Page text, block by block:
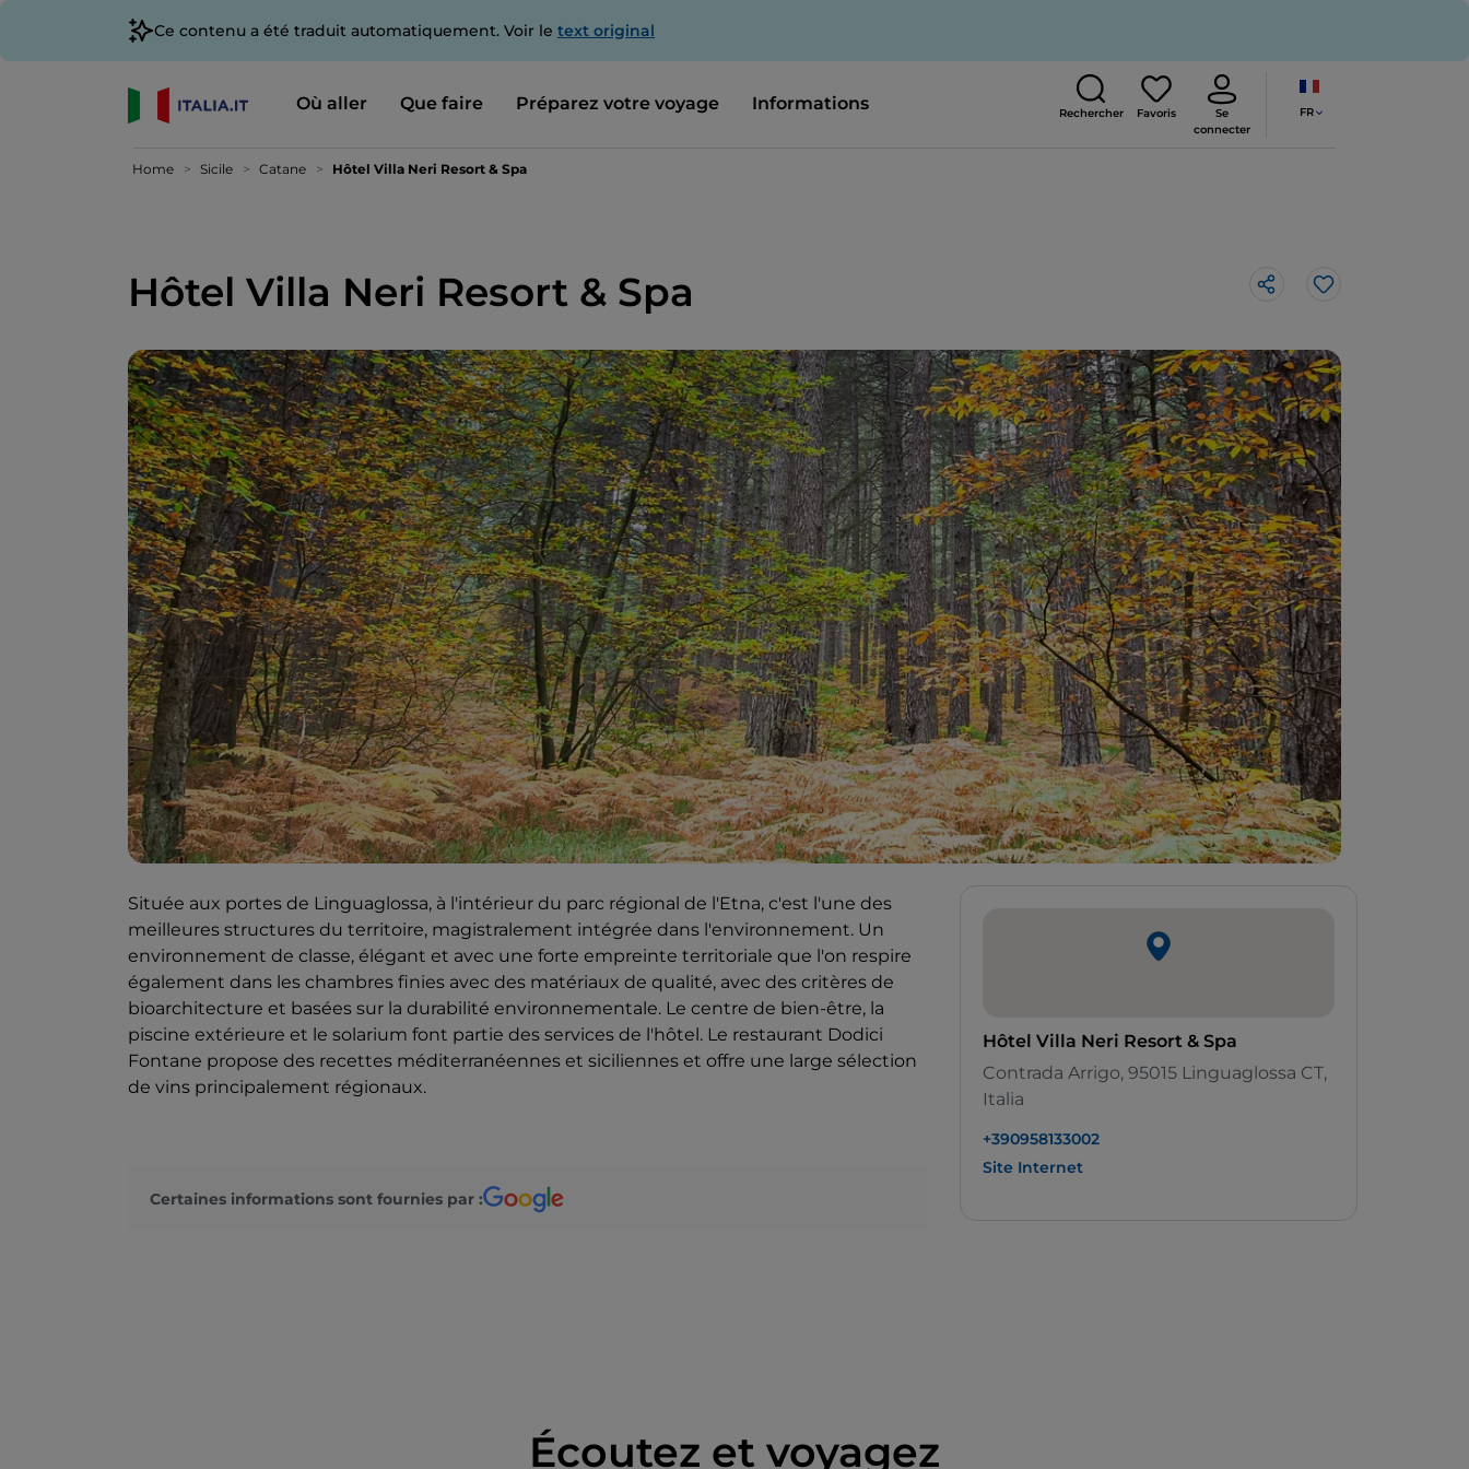
Ce contenu a été traduit automatiquement. Voir le text original
Où aller Que faire Préparez votre voyage Informations Rechercher Favoris
Se
connecter
FR
Home Sicile Catane Hôtel Villa Neri Resort & Spa
Hôtel Villa Neri Resort & Spa J’aime
Située aux portes de Linguaglossa, à l'intérieur du parc régional de l'Etna, c'est l'une des
meilleures structures du territoire, magistralement intégrée dans l'environnement. Un
environnement de classe, élégant et avec une forte empreinte territoriale que l'on respire
également dans les chambres finies avec des matériaux de qualité, avec des critères de
bioarchitecture et basées sur la durabilité environnementale. Le centre de bien-être, la
piscine extérieure et le solarium font partie des services de l'hôtel. Le restaurant Dodici
Fontane propose des recettes méditerranéennes et siciliennes et offre une large sélection
de vins principalement régionaux.
Certaines informations sont fournies par :
Hôtel Villa Neri Resort & Spa
Contrada Arrigo, 95015 Linguaglossa CT,
Italia
+390958133002
Site Internet
Écoutez et voyagez